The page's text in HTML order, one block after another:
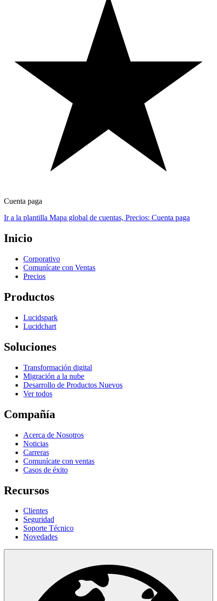
Cuenta paga
Ir a la plantilla Mapa global de cuentas, Precios: Cuenta paga
Inicio
Corporativo
Comunícate con Ventas
Precios
Productos
Lucidspark
Lucidchart
Soluciones
Transformación digital
Migración a la nube
Desarrollo de Productos Nuevos
Ver todos
Compañía
Acerca de Nosotros
Noticias
Carreras
Comunícate con ventas
Casos de éxito
Recursos
Clientes
Seguridad
Soporte Técnico
Novedades